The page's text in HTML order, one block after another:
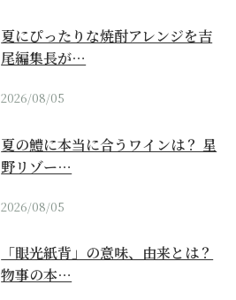
夏にぴったりな焼酎アレンジを吉
尾編集長が…
2026/08/05
夏の鱧に本当に合うワインは？ 星
野リゾー…
2026/08/05
「眼光紙背」の意味、由来とは？
物事の本…